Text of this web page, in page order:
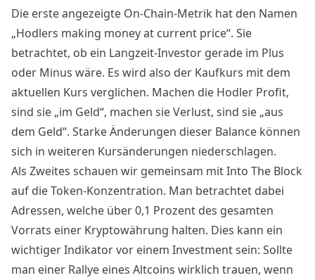
Die erste angezeigte On-Chain-Metrik hat den Namen
„Hodlers making money at current price“. Sie
betrachtet, ob ein Langzeit-Investor gerade im Plus
oder Minus wäre. Es wird also der Kaufkurs mit dem
aktuellen Kurs verglichen. Machen die Hodler Profit,
sind sie „im Geld“, machen sie Verlust, sind sie „aus
dem Geld“. Starke Änderungen dieser Balance können
sich in weiteren Kursänderungen niederschlagen.
Als Zweites schauen wir gemeinsam mit Into The Block
auf die Token-Konzentration. Man betrachtet dabei
Adressen, welche über 0,1 Prozent des gesamten
Vorrats einer Kryptowährung halten. Dies kann ein
wichtiger Indikator vor einem Investment sein: Sollte
man einer Rallye eines Altcoins wirklich trauen, wenn